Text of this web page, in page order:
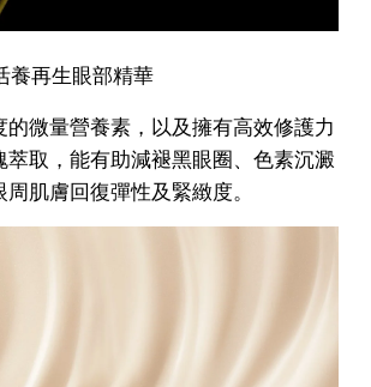
養再生眼部精華
的微量營養素，以及擁有高效修護力
萃取，能有助減褪黑眼圈、色素沉澱
肌膚回復彈性及緊緻度。